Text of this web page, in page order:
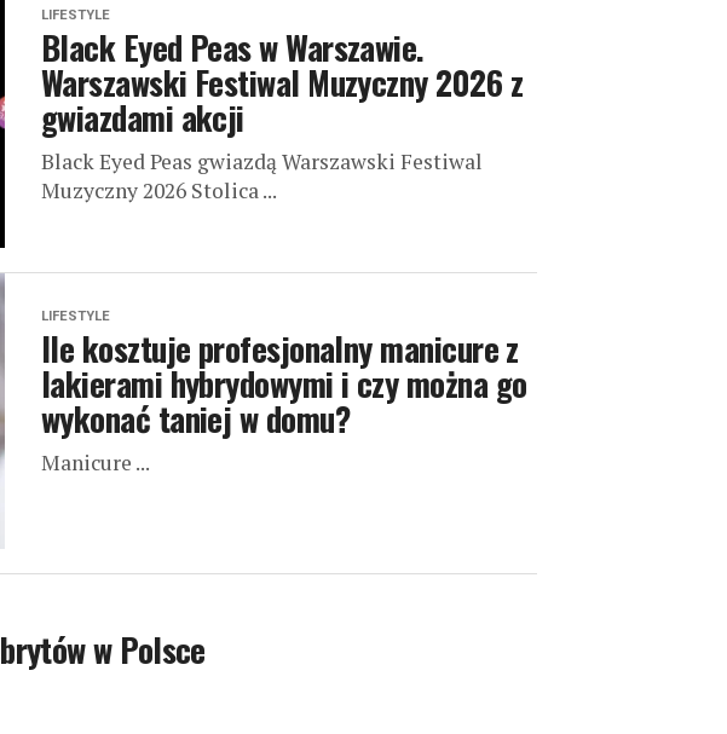
LIFESTYLE
Black Eyed Peas w Warszawie.
Warszawski Festiwal Muzyczny 2026 z
gwiazdami akcji
Black Eyed Peas gwiazdą Warszawski Festiwal
Muzyczny 2026 Stolica ...
LIFESTYLE
Ile kosztuje profesjonalny manicure z
lakierami hybrydowymi i czy można go
wykonać taniej w domu?
Manicure ...
w Polsce